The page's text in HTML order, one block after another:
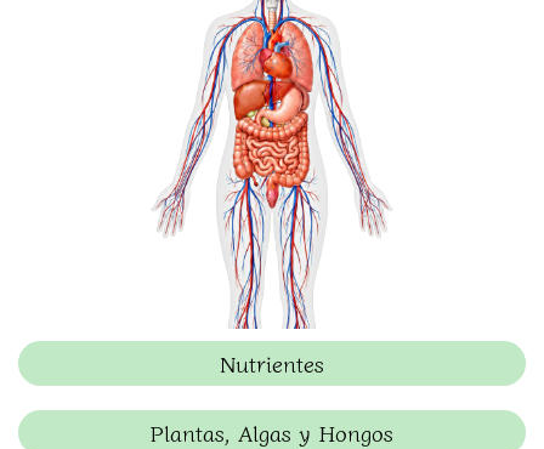
Nutrientes
Plantas, Algas y Hongos